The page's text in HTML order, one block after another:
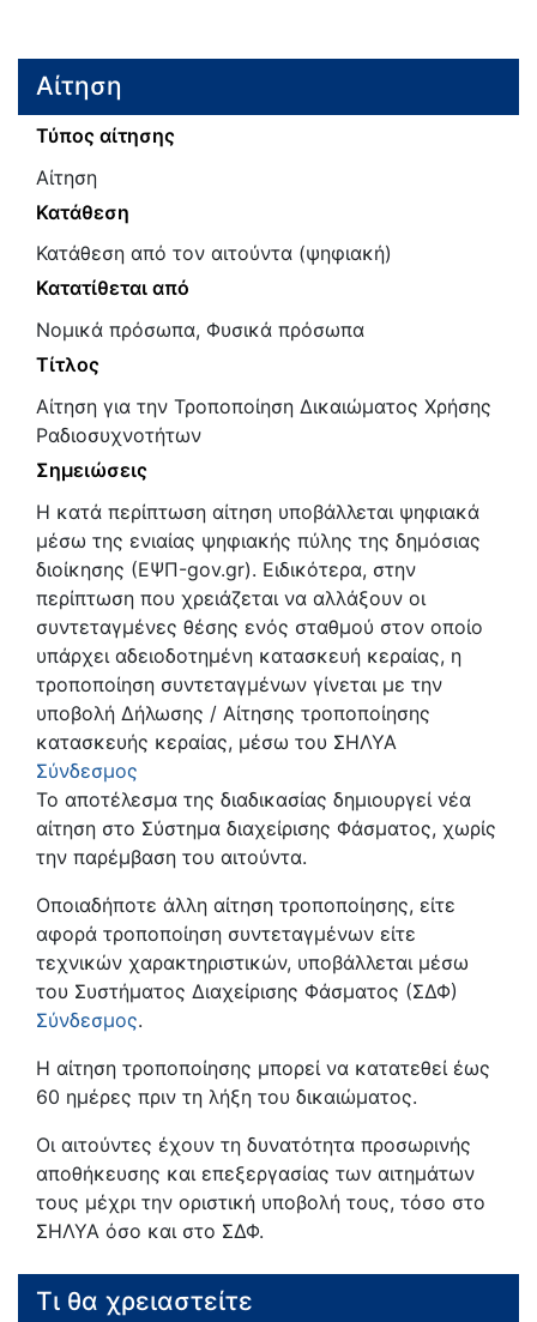
Αίτηση
Τύπος αίτησης
Αίτηση
Κατάθεση
Κατάθεση από τον αιτούντα (ψηφιακή)
Κατατίθεται από
Νομικά πρόσωπα, Φυσικά πρόσωπα
Τίτλος
Αίτηση για την Τροποποίηση Δικαιώματος Χρήσης
Ραδιοσυχνοτήτων
Σημειώσεις
Η κατά περίπτωση αίτηση υποβάλλεται ψηφιακά
μέσω της ενιαίας ψηφιακής πύλης της δημόσιας
διοίκησης (ΕΨΠ-gov.gr). Ειδικότερα, στην
περίπτωση που χρειάζεται να αλλάξουν οι
συντεταγμένες θέσης ενός σταθμού στον οποίο
υπάρχει αδειοδοτημένη κατασκευή κεραίας, η
τροποποίηση συντεταγμένων γίνεται με την
υποβολή Δήλωσης / Αίτησης τροποποίησης
κατασκευής κεραίας, μέσω του ΣΗΛΥΑ
Σύνδεσμος
Το αποτέλεσμα της διαδικασίας δημιουργεί νέα
αίτηση στο Σύστημα διαχείρισης Φάσματος, χωρίς
την παρέμβαση του αιτούντα.
Οποιαδήποτε άλλη αίτηση τροποποίησης, είτε
αφορά τροποποίηση συντεταγμένων είτε
τεχνικών χαρακτηριστικών, υποβάλλεται μέσω
του Συστήματος Διαχείρισης Φάσματος (ΣΔΦ)
Σύνδεσμος.
Η αίτηση τροποποίησης μπορεί να κατατεθεί έως
60 ημέρες πριν τη λήξη του δικαιώματος.
Οι αιτούντες έχουν τη δυνατότητα προσωρινής
αποθήκευσης και επεξεργασίας των αιτημάτων
τους μέχρι την οριστική υποβολή τους, τόσο στο
ΣΗΛΥΑ όσο και στο ΣΔΦ.
Τι θα χρειαστείτε